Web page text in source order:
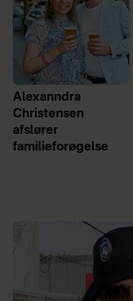
Alexanndra
Christensen
afslører
familieforøgelse